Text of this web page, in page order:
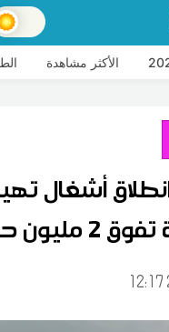
الأكثر مشاهدة
أشغال
دينار